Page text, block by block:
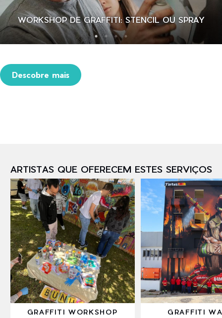
WORKSHOP DE GRAFFITI: STENCIL OU SPRAY
Descobre mais
ARTISTAS QUE OFERECEM ESTES SERVIÇOS
GRAFFITI WORKSHOP GRAFFITI